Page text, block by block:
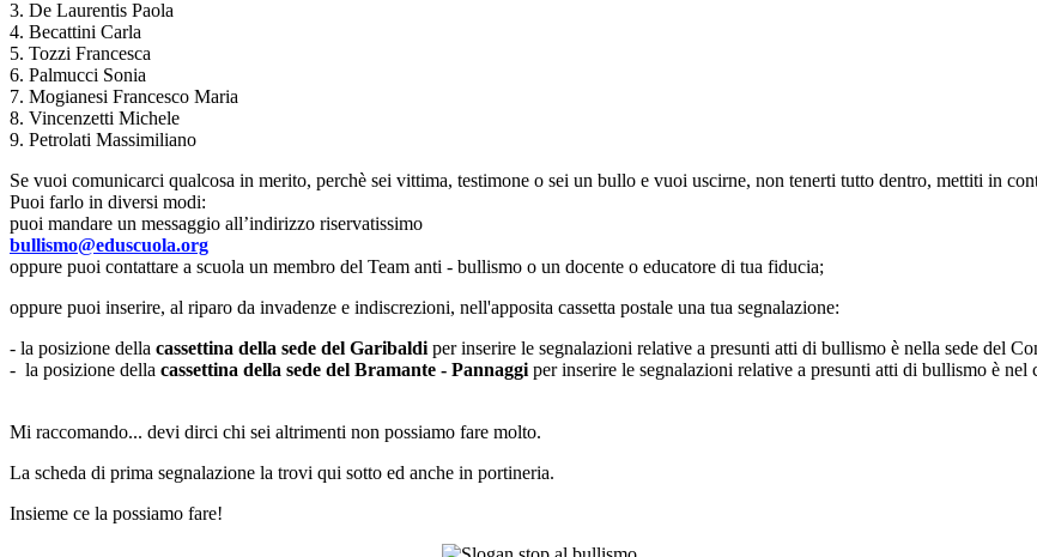
3. De Laurentis Paola
4. Becattini Carla
5. Tozzi Francesca
6. Palmucci Sonia
7. Mogianesi Francesco Maria
8. Vincenzetti Michele
9. Petrolati Massimiliano
Se vuoi comunicarci qualcosa in merito, perchè sei vittima, testimone o sei un bullo e vuoi uscirne, non tenerti tutto dentro, mettiti in
Puoi farlo in diversi modi:
puoi mandare un messaggio all’indirizzo riservatissimo
bullismo@eduscuola.org
oppure puoi contattare a scuola un membro del Team anti - bullismo o un docente o educatore di tua fiducia;
oppure puoi inserire, al riparo da invadenze e indiscrezioni, nell'apposita cassetta postale una tua segnalazione:
- la posizione della cassettina della sede del Garibaldi per inserire le segnalazioni relative a presunti atti di bullismo è nella sede del
- la posizione della cassettina della sede del Bramante - Pannaggi per inserire le segnalazioni relative a presunti atti di bullismo è
Mi raccomando... devi dirci chi sei altrimenti non possiamo fare molto.
La scheda di prima segnalazione la trovi qui sotto ed anche in portineria.
Insieme ce la possiamo fare!